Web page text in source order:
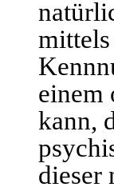
einem
kann,
dieser